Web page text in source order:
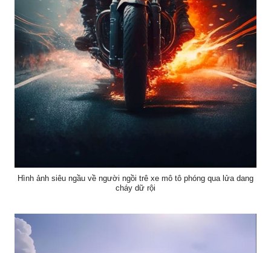
Hình ảnh siêu ngầu về người ngồi trê xe mô tô phóng qua lửa dang
cháy dữ rội